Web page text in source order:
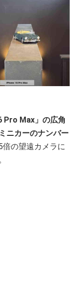
Pro Max」の広角
ニカーのナンバー
倍の望遠カメラに